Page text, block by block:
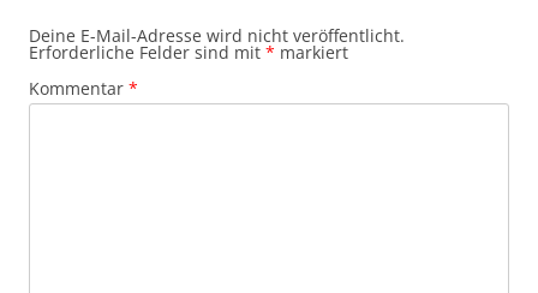
Deine E-Mail-Adresse wird nicht veröffentlicht.
Erforderliche Felder sind mit * markiert
Kommentar *